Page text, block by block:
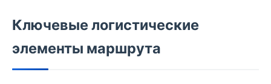
Ключевые логистические
элементы маршрута